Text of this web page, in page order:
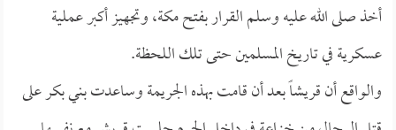
أخذ صلى الله عليه وسلم القرار بفتح مكة، وتجهيز أكبر عملية
عسكرية في تاريخ المسلمين حتى تلك اللحظة.
والواقع أن قريشاً بعد أن قامت بهذه الجريمة وساعدت بني بكر على